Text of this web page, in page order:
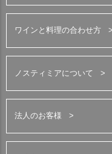
ワインと料理の合わせ方
ノスティミアについて
法人のお客様